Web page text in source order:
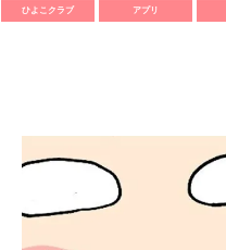
ひよこクラブ アプリ